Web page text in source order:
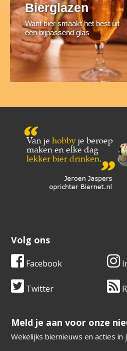
Bierglazen
Want bier smaakt het best uit
een bijpassend glas
Volg ons
Facebook
Twitter
​​​​​​​Meld je aan voor onze
Wekelijks biernieuws en acties in